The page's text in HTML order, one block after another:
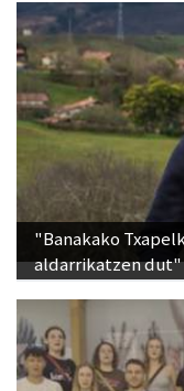
"Banakako
aldarrikatzen dut"